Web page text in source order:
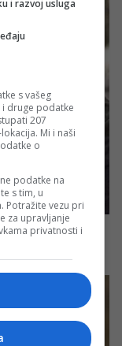
i razvoj usluga
s vašeg
druge podatke
207
Mi i naši
o
podatke na
s tim, u
Potražite vezu pri
za upravljanje
privatnosti i